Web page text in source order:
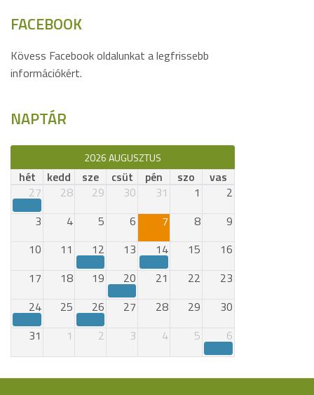
FACEBOOK
Kövess Facebook oldalunkat a legfrissebb
információkért.
NAPTÁR
2026 AUGUSZTUS
hét kedd sze csüt pén szo
vas
27
28 29 30 31 1
2
3
4 5 6 7 8
9
10
11 12 13 14 15
16
17
18 19 20 21 22
23
24
25 26 27 28 29
30
31
1 2 3 4 5 6